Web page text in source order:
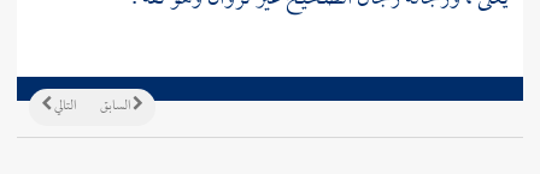
التالي السابق